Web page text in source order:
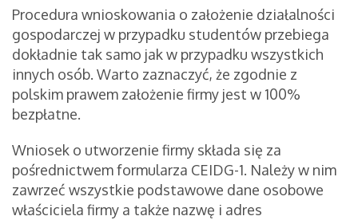
Procedura wnioskowania o założenie działalności
gospodarczej w przypadku studentów przebiega
dokładnie tak samo jak w przypadku wszystkich
innych osób. Warto zaznaczyć, że zgodnie z
polskim prawem założenie firmy jest w 100%
bezpłatne.
Wniosek o utworzenie firmy składa się za
pośrednictwem formularza CEIDG-1. Należy w nim
zawrzeć wszystkie podstawowe dane osobowe
właściciela firmy a także nazwę i adres